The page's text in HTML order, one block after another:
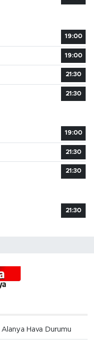
19:00
19:00
21:30
21:30
19:00
21:30
21:30
21:30
Alanya Hava Durumu